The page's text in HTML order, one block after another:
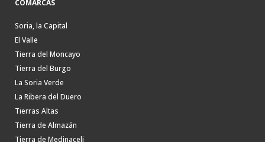
COMARCAS
Soria, la Capital
El Valle
Tierra del Moncayo
Tierra del Burgo
La Soria Verde
La Ribera del Duero
Tierras Altas
Tierra de Almazán
Tierra de Medinaceli